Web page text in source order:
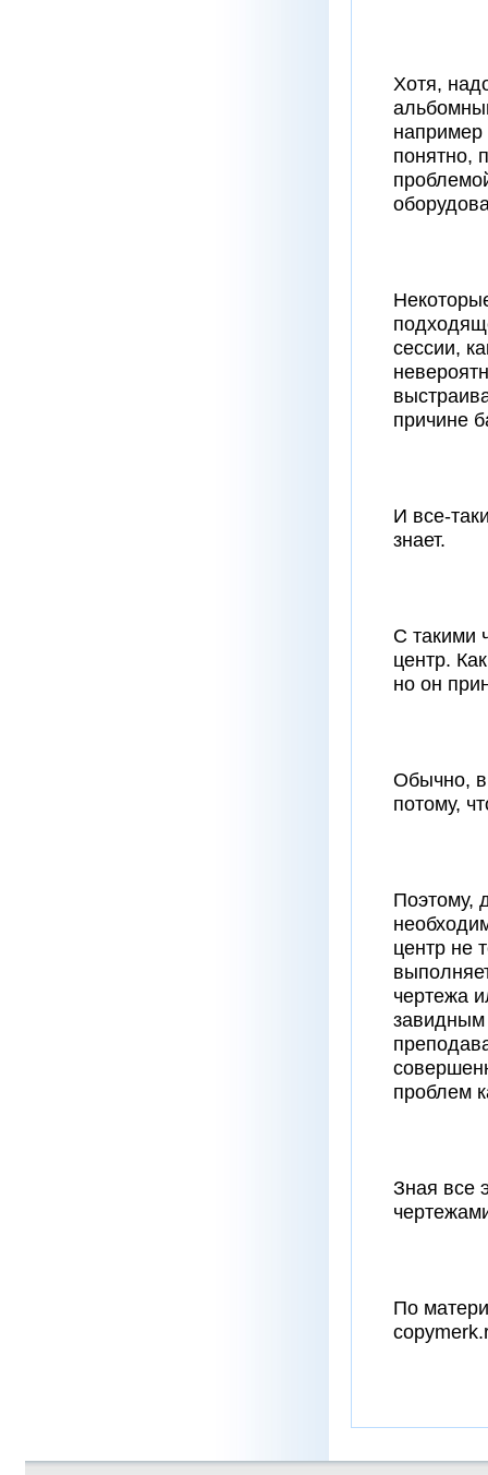
Хотя,
понятно,
сессии,
причине
И все-
знает.
С такими
центр.
но он
Обычно, в
потому,
Поэтому,
центр не
чертежа
завидным
проблем
Зная все
По